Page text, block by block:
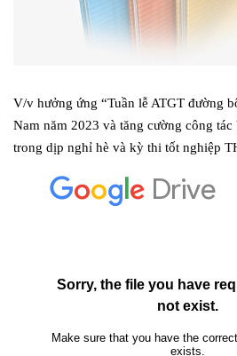
V/v hưởng ứng “Tuần lễ ATGT đường
Nam năm 2023 và tăng cường công tác
trong dịp nghỉ hè và kỳ thi tốt nghiệp